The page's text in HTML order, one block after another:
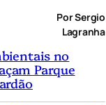
Por Sergio
Lagranha
no
Parque